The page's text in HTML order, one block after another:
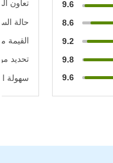
9.6
8.6
9.2
9.8
9.6
تعاون
حالة
القيمة
تحديد
سهولة